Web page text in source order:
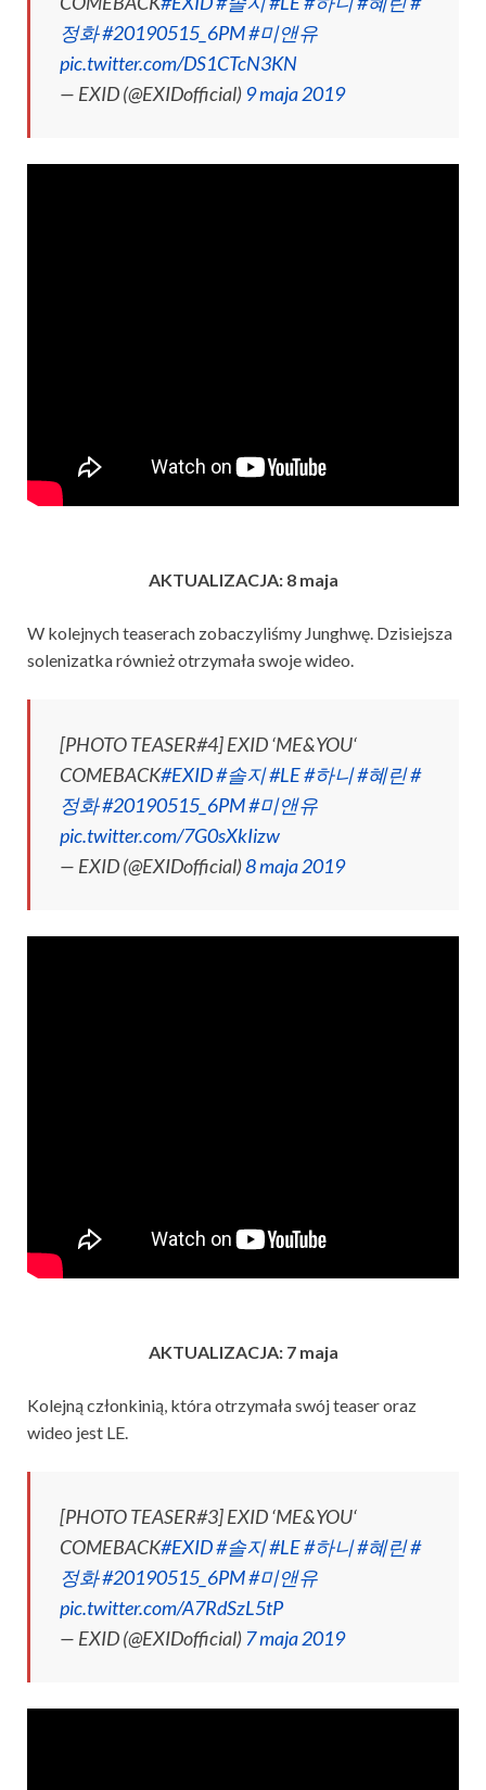
정화#20190515_6PM#미앤유
pic.twitter.com/DS1CTcN3KN
— EXID (@EXIDofficial) 9 maja 2019
AKTUALIZACJA: 8 maja
W kolejnych teaserach zobaczyliśmy Junghwę. Dzisiejsza
solenizatka również otrzymała swoje wideo.
[PHOTO TEASER#4] EXID ‘ME&YOU‘
COMEBACK#EXID#솔지#LE#하니#혜린#
정화#20190515_6PM#미앤유
pic.twitter.com/7G0sXkIizw
— EXID (@EXIDofficial)8 maja 2019
AKTUALIZACJA: 7 maja
Kolejną członkinią, która otrzymała swój teaser oraz
wideo jest LE.
[PHOTO TEASER#3] EXID ‘ME&YOU‘
COMEBACK#EXID#솔지#LE#하니#혜린#
정화#20190515_6PM#미앤유
pic.twitter.com/A7RdSzL5tP
— EXID (@EXIDofficial) 7 maja 2019